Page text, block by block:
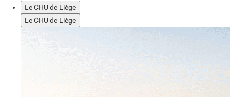
Le CHU de Liège
Le CHU de Liège